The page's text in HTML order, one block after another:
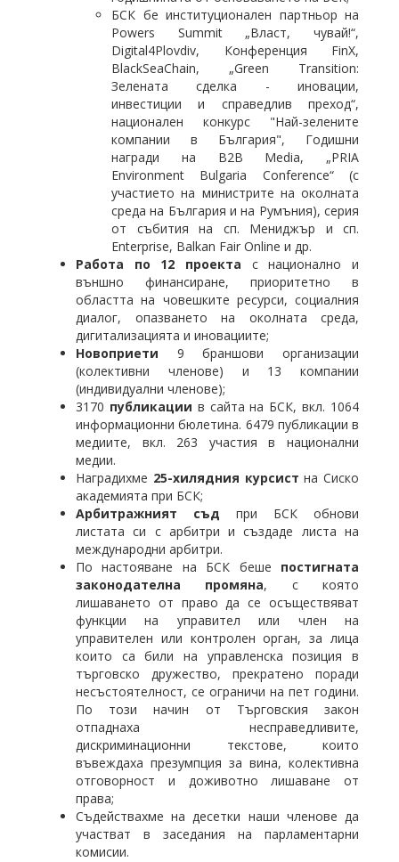
БСК бе институционален партньор на
Powers Summit „Власт, чувай!“,
Digital4Plovdiv, Конференция FinX,
BlackSeaChain, „Green Transition:
Зелената сделка - иновации,
инвестиции и справедлив преход“,
национален конкурс "Най-зелените
компании в България", Годишни
награди на B2B Media, „PRIA
Environment Bulgaria Conference“ (с
участието на министрите на околната
среда на България и на Румъния), серия
от събития на сп. Мениджър и сп.
Enterprise, Balkan Fair Online и др.
Работа по 12 проекта с национално и
външно финансиране, приоритетно в
областта на човешките ресурси, социалния
диалог, опазването на околната среда,
дигитализацията и иновациите;
Новоприети 9 браншови организации
(колективни членове) и 13 компании
(индивидуални членове);
3170 публикации в сайта на БСК, вкл. 1064
информационни бюлетина. 6479 публикации в
медиите, вкл. 263 участия в национални
медии.
Наградихме 25-хилядния курсист на Сиско
академията при БСК;
Арбитражният съд при БСК обнови
листата си с арбитри и създаде листа на
международни арбитри.
По настояване на БСК беше постигната
законодателна промяна, с която
лишаването от право да се осъществяват
функции на управител или член на
управителен или контролен орган, за лица
които са били на управленска позиция в
търговско дружество, прекратено поради
несъстоятелност, се ограничи на пет години.
По този начин от Търговския закон
отпаднаха несправедливите,
дискриминационни текстове, които
въвеждаха презумпция за вина, колективна
отговорност и доживотно лишаване от
права;
Съдействахме на десетки наши членове да
участват в заседания на парламентарни
комисии.